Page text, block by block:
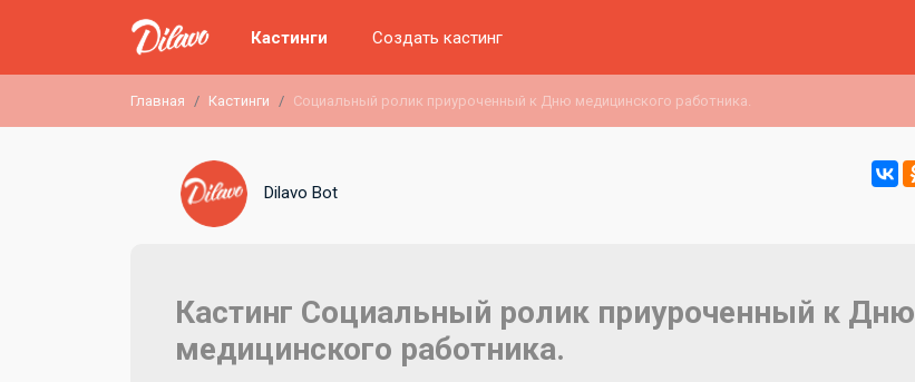
Кастинги Создать кастинг
Главная Кастинги Социальный ролик приуроченный к Дню медицинского работника.
Dilavo Bot
Кастинг Социальный ролик приуроченный к Дню
медицинского работника.